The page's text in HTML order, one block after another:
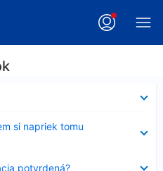
si napriek tomu
potvrdená?